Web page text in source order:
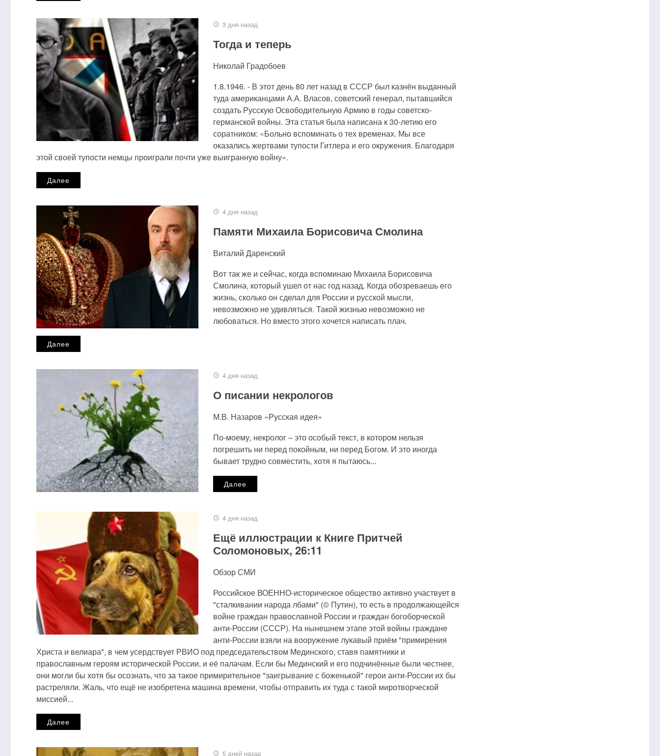
3 дня назад
Тогда и теперь
Николай Градобоев
1.8.1946. - В этот день 80 лет назад в СССР был казнён выданный
туда американцами А.А. Власов, советский генерал, пытавшийся
создать Русскую Освободительную Армию в годы советско-
германской войны. Эта статья была написана к 30-летию его
соратником: «Больно вспоминать о тех временах. Мы все
оказались жертвами тупости Гитлера и его окружения. Благодаря
этой своей тупости немцы проиграли почти уже выигранную войну».
Далее
4 дня назад
Памяти Михаила Борисовича Смолина
Виталий Даренский
Вот так же и сейчас, когда вспоминаю Михаила Борисовича
Смолина, который ушел от нас год назад. Когда обозреваешь его
жизнь, сколько он сделал для России и русской мысли,
невозможно не удивляться. Такой жизнью невозможно не
любоваться. Но вместо этого хочется написать плач.
Далее
4 дня назад
О писании некрологов
М.В. Назаров «Русская идея»
По-моему, некролог ‒ это особый текст, в котором нельзя
погрешить ни перед покойным, ни перед Богом. И это иногда
бывает трудно совместить, хотя я пытаюсь...
Далее
4 дня назад
Ещё иллюстрации к Книге Притчей
Соломоновых, 26:11
Обзор СМИ
Российское ВОЕННО-историческое общество активно участвует в
"сталкивании народа лбами" (© Путин), то есть в продолжающейся
войне граждан православной России и граждан богоборческой
анти-России (СССР). На нынешнем этапе этой войны граждане
анти-России взяли на вооружение лукавый приём "примирения
Христа и велиара", в чем усердствует РВИО под председательством Мединского, ставя памятники и
православным героям исторической России, и её палачам. Если бы Мединский и его подчинённые были честнее,
они могли бы хотя бы осознать, что за такое примирительное "заигрывание с боженькой" герои анти-России их бы
растреляли. Жаль, что ещё не изобретена машина времени, чтобы отправить их туда с такой миротворческой
миссией...
Далее
5 дней назад